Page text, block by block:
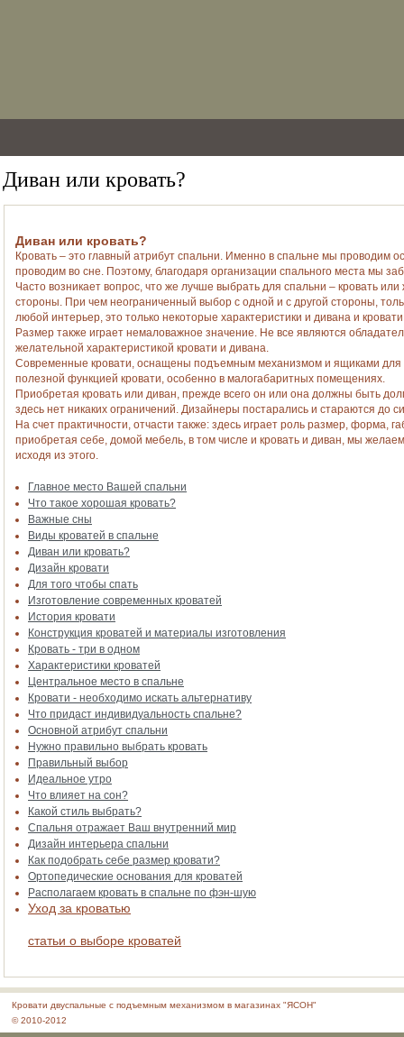
Диван или кровать?
Диван или кровать?
Кровать – это главный атрибут спальни. Именно в спальне мы проводим
проводим во сне. Поэтому, благодаря организации спального места мы
Часто возникает вопрос, что же лучше выбрать для спальни – кровать
стороны. При чем неограниченный выбор с одной и с другой стороны,
любой интерьер, это только некоторые характеристики и дивана и
Размер также играет немаловажное значение. Не все являются
желательной характеристикой кровати и дивана.
Современные кровати, оснащены подъемным механизмом и ящиками для
полезной функцией кровати, особенно в малогабаритных помещениях.
Приобретая кровать или диван, прежде всего он или она должны быть
здесь нет никаких ограничений. Дизайнеры постарались и стараются до
На счет практичности, отчасти также: здесь играет роль размер, форма,
приобретая себе, домой мебель, в том числе и кровать и диван, мы
исходя из этого.
Главное место Вашей спальни
Что такое хорошая кровать?
Важные сны
Виды кроватей в спальне
Диван или кровать?
Дизайн кровати
Для того чтобы спать
Изготовление современных кроватей
История кровати
Конструкция кроватей и материалы изготовления
Кровать - три в одном
Характеристики кроватей
Центральное место в спальне
Кровати - необходимо искать альтернативу
Что придаст индивидуальность спальне?
Основной атрибут спальни
Нужно правильно выбрать кровать
Правильный выбор
Идеальное утро
Что влияет на сон?
Какой стиль выбрать?
Спальня отражает Ваш внутренний мир
Дизайн интерьера спальни
Как подобрать себе размер кровати?
Ортопедические основания для кроватей
Располагаем кровать в спальне по фэн-шую
Уход за кроватью
статьи о выборе кроватей
Кровати двуспальные с подъемным механизмом в магазинах "ЯСОН"
© 2010-2012